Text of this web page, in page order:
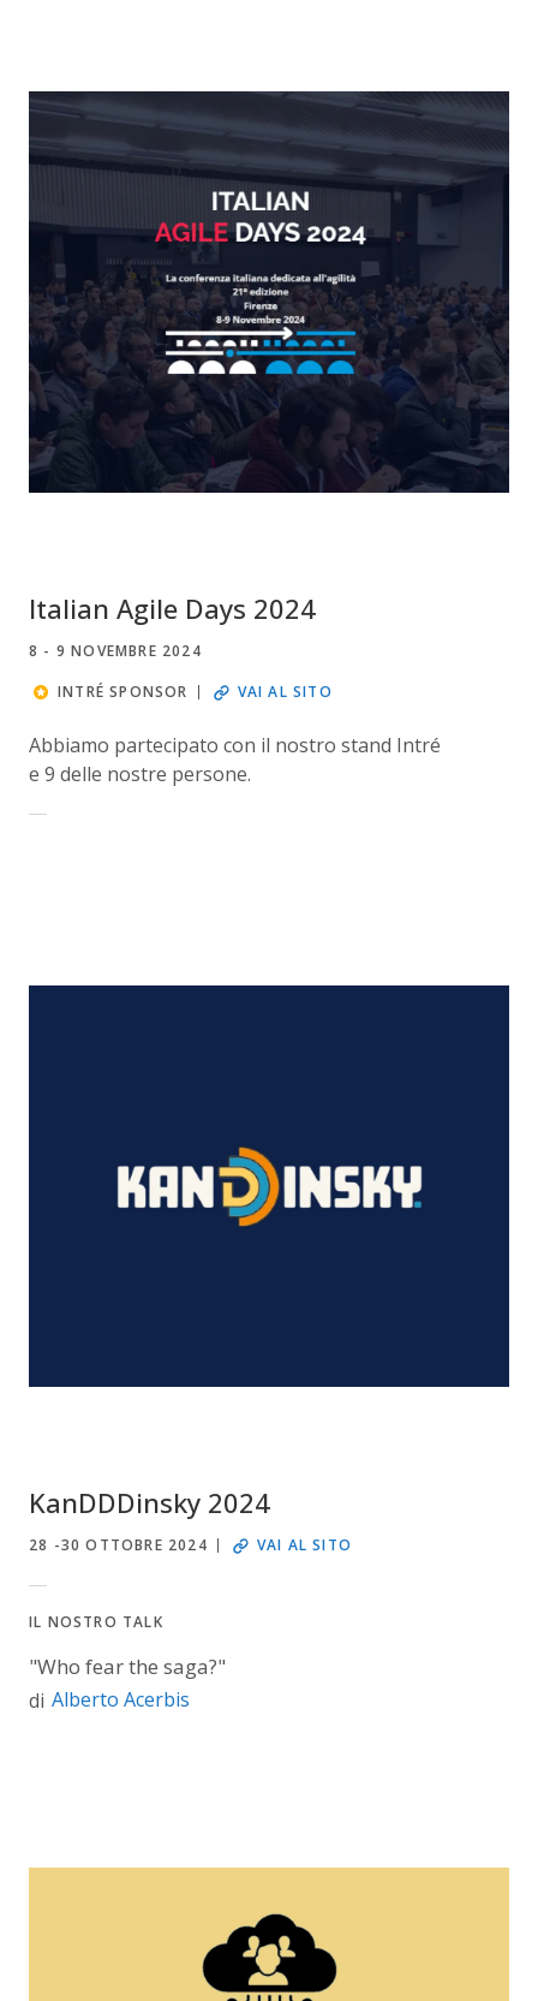
Italian Agile Days 2024
8 - 9 NOVEMBRE 2024
INTRÉ SPONSOR
VAI AL SITO
Abbiamo partecipato con il nostro stand Intré
e 9 delle nostre persone.
KanDDDinsky 2024
28 -30 OTTOBRE 2024 VAI AL SITO
IL NOSTRO TALK
"Who fear the saga?"
di Alberto Acerbis